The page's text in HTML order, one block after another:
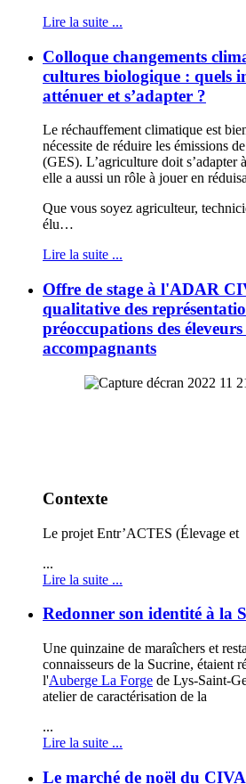
Lire la suite ...
Colloque changements
cultures biologique : quels
atténuer et s’adapter ?
Le réchauffement climatique est
nécessite de réduire les émissions
(GES). L’agriculture doit s’adapter
elle a aussi un rôle à jouer en
Que vous soyez agriculteur,
élu…
Lire la suite ...
Offre de stage à l'ADAR
qualitative des
préoccupations des
accompagnants
Contexte
Le projet Entr’ACTES (Élevage et
...
Lire la suite ...
Redonner son identité à la
Une quinzaine de maraîchers et
connaisseurs de la Sucrine, étaient
l'Auberge La Forge de Lys-Saint-
atelier de caractérisation de la
...
Lire la suite ...
Le marché de noël du